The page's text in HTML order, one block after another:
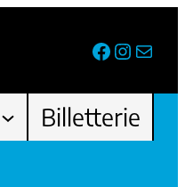
Facebook
Billetterie